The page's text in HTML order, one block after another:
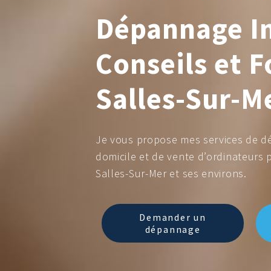
Dépannage
Conseils et
Salles-Sur-
Je vous propose mes services de
domicile et de vente
Salles-Sur-Mer et ses environs.
Demander un
dépannage